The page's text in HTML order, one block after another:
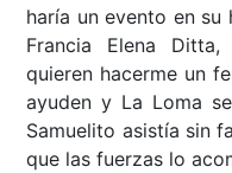
haría un evento en su
Francia Elena
quieren hacerme un
ayuden y La Loma
Samuelito asistía sin
que las fuerzas lo